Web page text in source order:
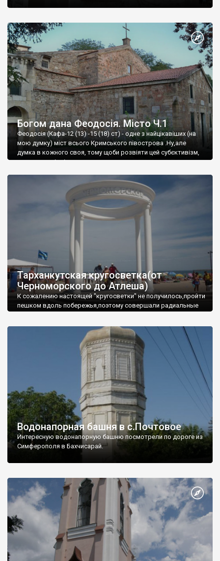
Богом дана Феодосія. Місто Ч.1
Феодосія (Кафа-12 (13) -15 (18) ст) - одне з найцікавіших (на
мою думку) міст всього Кримського півострова .Ну,але
думка в кожного своя, тому щоби розвіяти цей субєктивізм,
запрошую відвідати це
Тарханкутская кругосветка(от
Черноморского до Атлеша)
К сожалению настоящей "кругосветки" не получилось,пройти
пешком вдоль побережья,поэтому совершали радиальные
Водонапорная башня в с.Почтовое
Интересную водонапорную башню посмотрели по дороге из
Симферополя в Бахчисарай.